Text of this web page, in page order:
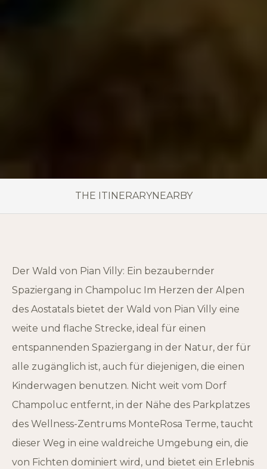
THE ITINERARYNEARBY
Der Wald von Pian Villy: Ein bezaubernder
Spaziergang in Champoluc Im Herzen der Alpen
des Aostatals bietet der Wald von Pian Villy eine
weite und flache Strecke, ideal für einen
entspannenden Spaziergang in der Natur, der für
alle zugänglich ist, auch für diejenigen, die einen
Kinderwagen benutzen. Nicht weit vom Dorf
Champoluc entfernt, in der Nähe des Parkplatzes
des Wellness-Zentrums MonteRosa Terme, taucht
dieser Weg in eine waldreiche Umgebung ein, die
von Fichten dominiert wird, und bietet ein Erlebnis